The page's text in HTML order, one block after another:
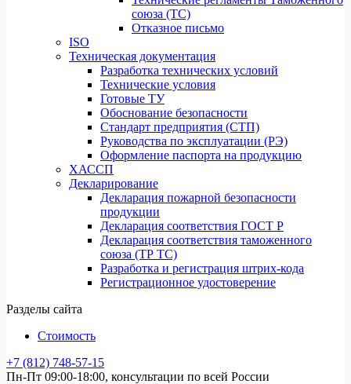
союза (ТС)
Отказное письмо
ISO
Техническая документация
Разработка технических условий
Технические условия
Готовые ТУ
Обоснование безопасности
Стандарт предприятия (СТП)
Руководства по эксплуатации (РЭ)
Оформление паспорта на продукцию
ХАССП
Декларирование
Декларация пожарной безопасности
продукции
Декларация соответствия ГОСТ Р
Декларация соответствия таможенного
союза (ТР ТС)
Разработка и регистрация штрих-кода
Регистрационное удостоверение
Разделы сайта
Стоимость
+7 (812) 748-57-15
Пн-Пт 09:00-18:00, консультации по всей России